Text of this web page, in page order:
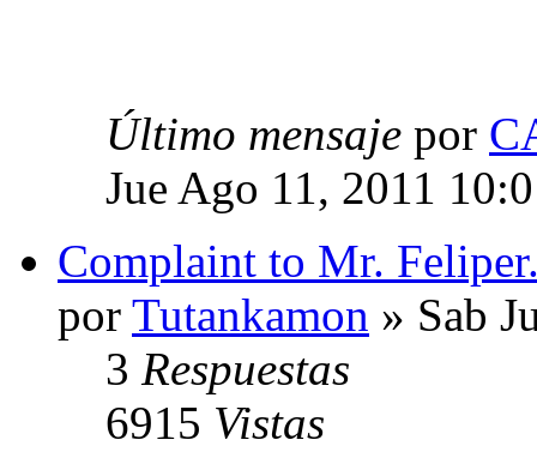
Último mensaje por
Jue Ago 11, 2011
Complaint to Mr.
por Tutankamon » Sab
3 Respuestas
6915 Vistas